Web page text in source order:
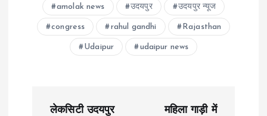
amolak news उदयपुर उदयपुर न्यूज
congress rahul gandhi Rajasthan
Udaipur udaipur news
लेकसिटी उदयपुर महिला गाड़ी में